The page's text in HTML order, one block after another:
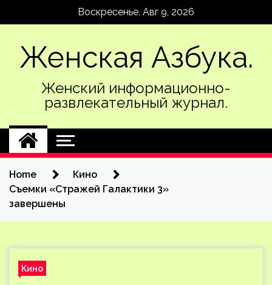
Воскресенье, Авг 9, 2026
Женская Азбука.
Женский информационно-
развлекательный журнал.
Home
Кино
Съемки «Стражей Галактики 3»
завершены
Кино